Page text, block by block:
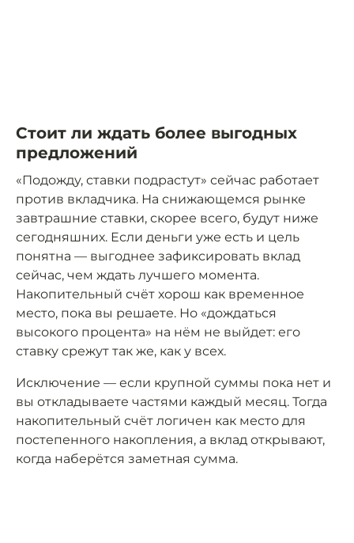
Стоит ли ждать более выгодных
предложений
«Подожду, ставки подрастут» сейчас работает
против вкладчика. На снижающемся рынке
завтрашние ставки, скорее всего, будут ниже
сегодняшних. Если деньги уже есть и цель
понятна — выгоднее зафиксировать вклад
сейчас, чем ждать лучшего момента.
Накопительный счёт хорош как временное
место, пока вы решаете. Но «дождаться
высокого процента» на нём не выйдет: его
ставку срежут так же, как у всех.
Исключение — если крупной суммы пока нет и
вы откладываете частями каждый месяц. Тогда
накопительный счёт логичен как место для
постепенного накопления, а вклад открывают,
когда наберётся заметная сумма.